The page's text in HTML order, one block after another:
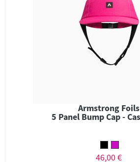
Armstrong Foils
5 Panel Bump Cap -
46,00 €